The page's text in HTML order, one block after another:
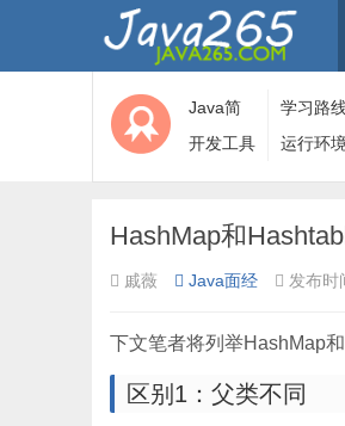
Java简
介
学习路
开发工具
运行环境
HashMap和
戚薇 Java面经 发布时
下文笔者将列举HashMap
区别1：父类不同